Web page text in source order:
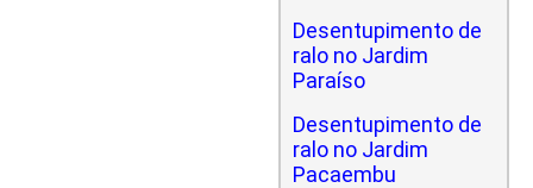
Desentupimento de
ralo no Jardim
Paraíso
Desentupimento de
ralo no Jardim
Pacaembu